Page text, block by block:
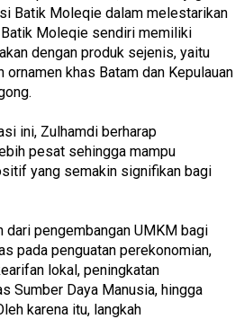
Batik Moleqie dalam melestarikan
Moleqie sendiri memiliki
dengan produk sejenis, yaitu
khas Batam dan Kepulauan
ini, Zulhamdi berharap
pesat sehingga mampu
yang semakin signifikan bagi
dari pengembangan UMKM bagi
pada penguatan perekonomian,
lokal, peningkatan
Sumber Daya Manusia, hingga
karena itu, langkah